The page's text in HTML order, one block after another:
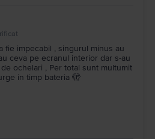
fie impecabil , singurul minus au
ceva pe ecranul interior dar s-au
ochelari , Per total sunt multumit
in timp bateria 🫣